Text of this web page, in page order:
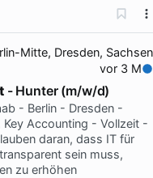
Mitte, Dresden, Sachsen
vor 3 M
- Hunter (m/w/d)
- Berlin - Dresden -
Accounting - Vollzeit -
daran, dass IT für
sein muss,
zu erhöhen